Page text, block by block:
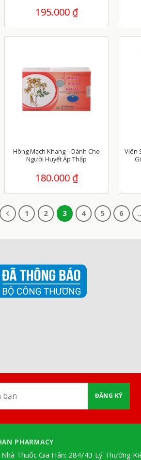
195.000 ₫
Hồng Mạch Khang – Dành Cho
Người Huyết Áp Thấp
180.000 ₫
Viên
1 2 3 4 5 6
ĐĂNG KÝ
PHARMACY
Nhà Thuốc Gia Hân: 284/43 Lý Thường